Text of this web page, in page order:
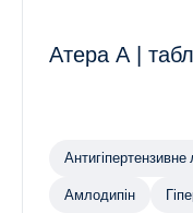
Атера А |
Антигіпертензивне
Амлодипін